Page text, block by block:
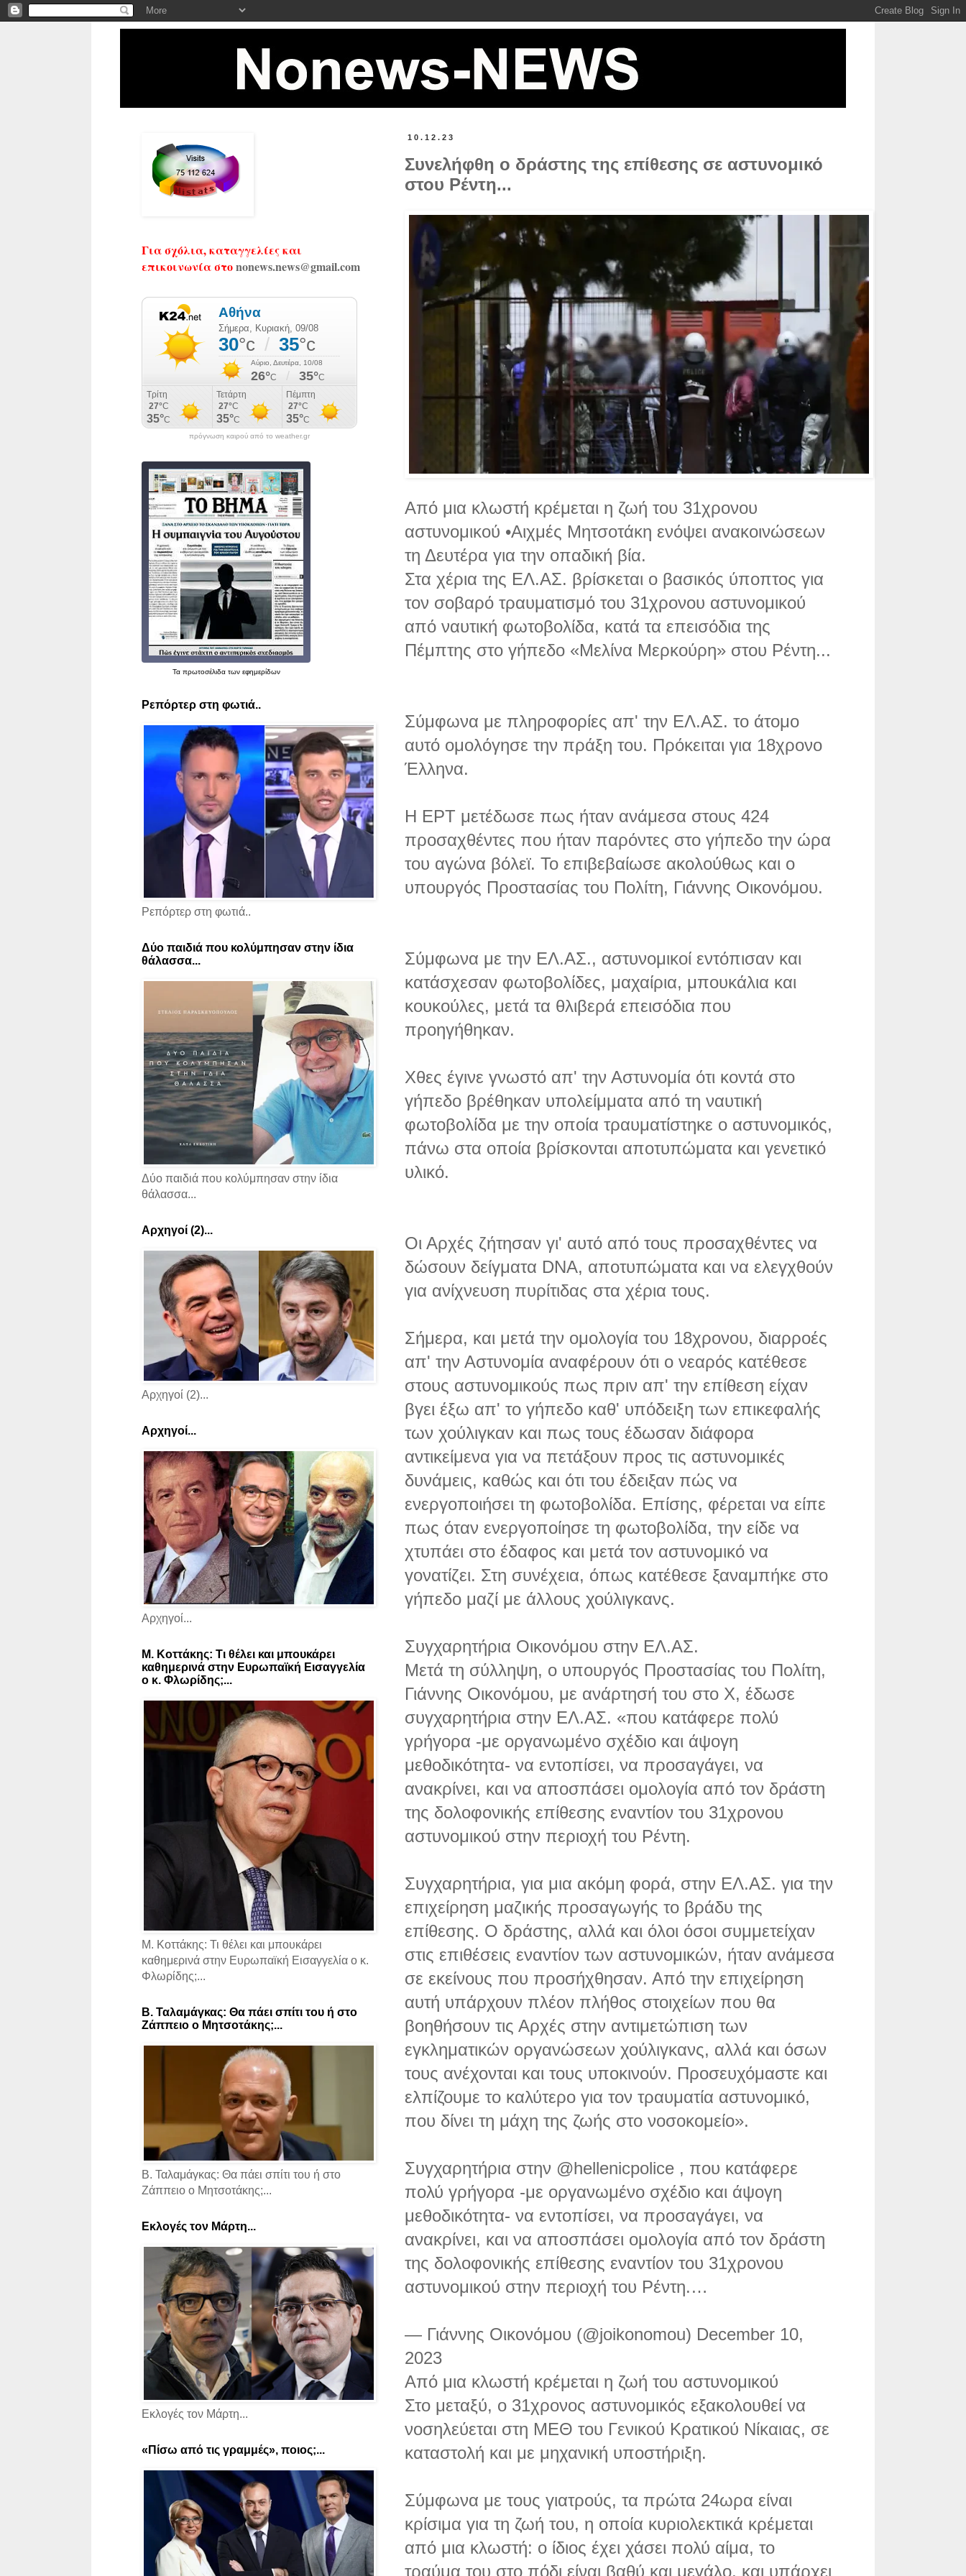
10.12.23
Συνελήφθη ο δράστης της επίθεσης σε αστυνομικό
στου Ρέντη...
Από μια κλωστή κρέμεται η ζωή του 31χρονου
αστυνομικού •Αιχμές Μητσοτάκη ενόψει ανακοινώσεων
τη Δευτέρα για την οπαδική βία.
Στα χέρια της ΕΛ.ΑΣ. βρίσκεται ο βασικός ύποπτος για
τον σοβαρό τραυματισμό του 31χρονου αστυνομικού
από ναυτική φωτοβολίδα, κατά τα επεισόδια της
Πέμπτης στο γήπεδο «Μελίνα Μερκούρη» στου Ρέντη...
Σύμφωνα με πληροφορίες απ' την ΕΛ.ΑΣ. το άτομο
αυτό ομολόγησε την πράξη του. Πρόκειται για 18χρονο
Έλληνα.
Η ΕΡΤ μετέδωσε πως ήταν ανάμεσα στους 424
προσαχθέντες που ήταν παρόντες στο γήπεδο την ώρα
του αγώνα βόλεϊ. Το επιβεβαίωσε ακολούθως και ο
υπουργός Προστασίας του Πολίτη, Γιάννης Οικονόμου.
Σύμφωνα με την ΕΛ.ΑΣ., αστυνομικοί εντόπισαν και
κατάσχεσαν φωτοβολίδες, μαχαίρια, μπουκάλια και
κουκούλες, μετά τα θλιβερά επεισόδια που
προηγήθηκαν.
Χθες έγινε γνωστό απ' την Αστυνομία ότι κοντά στο
γήπεδο βρέθηκαν υπολείμματα από τη ναυτική
φωτοβολίδα με την οποία τραυματίστηκε ο αστυνομικός,
πάνω στα οποία βρίσκονται αποτυπώματα και γενετικό
υλικό.
Οι Αρχές ζήτησαν γι' αυτό από τους προσαχθέντες να
δώσουν δείγματα DNA, αποτυπώματα και να ελεγχθούν
για ανίχνευση πυρίτιδας στα χέρια τους.
Σήμερα, και μετά την ομολογία του 18χρονου, διαρροές
απ' την Αστυνομία αναφέρουν ότι ο νεαρός κατέθεσε
στους αστυνομικούς πως πριν απ' την επίθεση είχαν
βγει έξω απ' το γήπεδο καθ' υπόδειξη των επικεφαλής
των χούλιγκαν και πως τους έδωσαν διάφορα
αντικείμενα για να πετάξουν προς τις αστυνομικές
δυνάμεις, καθώς και ότι του έδειξαν πώς να
ενεργοποιήσει τη φωτοβολίδα. Επίσης, φέρεται να είπε
πως όταν ενεργοποίησε τη φωτοβολίδα, την είδε να
χτυπάει στο έδαφος και μετά τον αστυνομικό να
γονατίζει. Στη συνέχεια, όπως κατέθεσε ξαναμπήκε στο
γήπεδο μαζί με άλλους χούλιγκανς.
Συγχαρητήρια Οικονόμου στην ΕΛ.ΑΣ.
Μετά τη σύλληψη, ο υπουργός Προστασίας του Πολίτη,
Γιάννης Οικονόμου, με ανάρτησή του στο X, έδωσε
συγχαρητήρια στην ΕΛ.ΑΣ. «που κατάφερε πολύ
γρήγορα -με οργανωμένο σχέδιο και άψογη
μεθοδικότητα- να εντοπίσει, να προσαγάγει, να
ανακρίνει, και να αποσπάσει ομολογία από τον δράστη
της δολοφονικής επίθεσης εναντίον του 31χρονου
αστυνομικού στην περιοχή του Ρέντη.
Συγχαρητήρια, για μια ακόμη φορά, στην ΕΛ.ΑΣ. για την
επιχείρηση μαζικής προσαγωγής το βράδυ της
επίθεσης. Ο δράστης, αλλά και όλοι όσοι συμμετείχαν
στις επιθέσεις εναντίον των αστυνομικών, ήταν ανάμεσα
σε εκείνους που προσήχθησαν. Από την επιχείρηση
αυτή υπάρχουν πλέον πλήθος στοιχείων που θα
βοηθήσουν τις Αρχές στην αντιμετώπιση των
εγκληματικών οργανώσεων χούλιγκανς, αλλά και όσων
τους ανέχονται και τους υποκινούν. Προσευχόμαστε και
ελπίζουμε το καλύτερο για τον τραυματία αστυνομικό,
που δίνει τη μάχη της ζωής στο νοσοκομείο».
Συγχαρητήρια στην @hellenicpolice , που κατάφερε
πολύ γρήγορα -με οργανωμένο σχέδιο και άψογη
μεθοδικότητα- να εντοπίσει, να προσαγάγει, να
ανακρίνει, και να αποσπάσει ομολογία από τον δράστη
της δολοφονικής επίθεσης εναντίον του 31χρονου
αστυνομικού στην περιοχή του Ρέντη.…
— Γιάννης Οικονόμου (@joikonomou) December 10,
2023
Από μια κλωστή κρέμεται η ζωή του αστυνομικού
Στο μεταξύ, ο 31χρονος αστυνομικός εξακολουθεί να
νοσηλεύεται στη ΜΕΘ του Γενικού Κρατικού Νίκαιας, σε
καταστολή και με μηχανική υποστήριξη.
Σύμφωνα με τους γιατρούς, τα πρώτα 24ωρα είναι
κρίσιμα για τη ζωή του, η οποία κυριολεκτικά κρέμεται
από μια κλωστή: ο ίδιος έχει χάσει πολύ αίμα, το
τραύμα του στο πόδι είναι βαθύ και μεγάλο, και υπάρχει
Για σχόλια, καταγγελίες και
επικοινωνία στοnonews.news@gmail.com
πρόγνωση καιρού από το weather.gr
Τα πρωτοσέλιδατων εφημερίδων
Ρεπόρτερ στη φωτιά..
Ρεπόρτερ στη φωτιά..
Δύο παιδιά που κολύμπησαν στην ίδια
θάλασσα...
Δύο παιδιά που κολύμπησαν στην ίδια
θάλασσα...
Αρχηγοί (2)...
Αρχηγοί (2)...
Αρχηγοί...
Αρχηγοί...
Μ. Κοττάκης: Τι θέλει και μπουκάρει
καθημερινά στην Ευρωπαϊκή Εισαγγελία
ο κ. Φλωρίδης;...
Μ. Κοττάκης: Τι θέλει και μπουκάρει
καθημερινά στην Ευρωπαϊκή Εισαγγελία ο κ.
Φλωρίδης;...
Β. Ταλαμάγκας: Θα πάει σπίτι του ή στο
Ζάππειο ο Μητσοτάκης;...
Β. Ταλαμάγκας: Θα πάει σπίτι του ή στο
Ζάππειο ο Μητσοτάκης;...
Εκλογές τον Μάρτη...
Εκλογές τον Μάρτη...
«Πίσω από τις γραμμές», ποιος;...